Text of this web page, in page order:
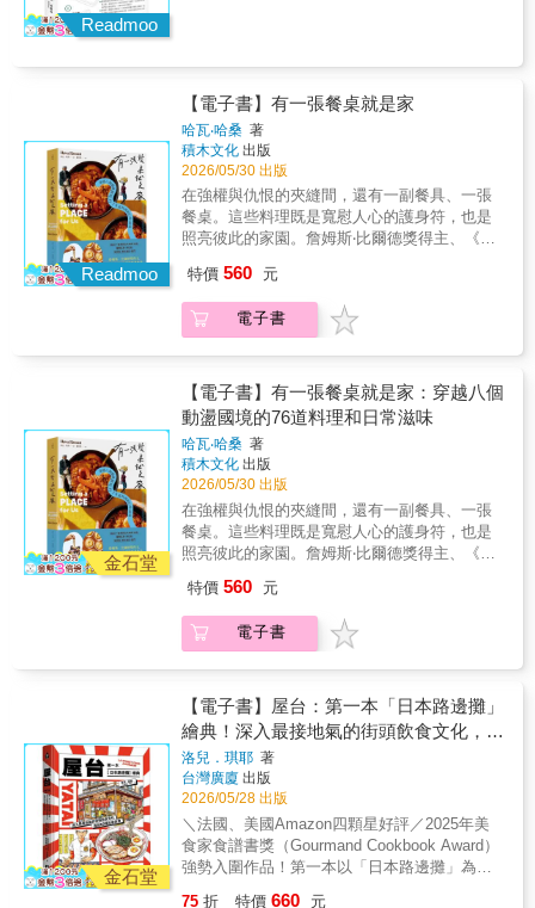
訪感興趣的地方，親身走過一回、嘗到該地美
人與食物的故事，絕對是充實生活的極大樂
趣。
Readmoo
Readmoo
【電子書】有一張餐桌就是家
哈瓦‧哈桑 著
積木文化 出版
2026/05/30 出版
在強權與仇恨的夾縫間，還有一副餐具、一張
餐桌。這些料理既是寬慰人心的護身符，也是
照亮彼此的家園。詹姆斯‧比爾德獎得主、《紐
所的經驗出發，在餐桌上尋找凝聚我們所有人
的紐帶。阿富汗、剛果民主共和國、埃及、薩
爾瓦多、伊拉克、黎巴嫩、賴比瑞亞、葉門──
地緣政治衝突都為他們的飲食傳統留下無法抹
滅的痕跡。本書蒐集76份食譜，並講述八個國
家的歷史，訪問當地社群，藉此探討衝突與動
盪背後，身分認同和文化是如何透過一張餐桌
保留下來。除了色香味，還有聲，書中附有QR
碼，讓你學習發音，讀出每道菜譜的名字。
「我們很少看到新聞報導裡，記者問這些流離
失所的人，他們在離開家鄉之前，吃的是什
麼？他們的廚房長什麼樣子？他們是否曾在某
個普通的午後，為家人準備一道再平凡不過的
恰是對這種簡化敘事一道溫柔的反抗。食物，
成為重新命名世界的方式。」──陳映妤（跨國
獨立記者與紀錄片工作者）儘管經歷暴力和衝
食譜之所以珍貴，是因為它們保存了文化、飽
含著人性。作者哈瓦‧哈桑四歲的時候，家鄉索
馬利亞陷入內戰，政府垮台，母親帶著一家人
跨越肯亞邊境，住進難民營，並開了一家雜貨
店，售賣米、麵粉、豆子、食用油、罐頭和其
他包裝食品。長大後，和家人團聚的作者，回
顧流離失所的童年，想到認識其他走過相似路
途的人的必要──她相信，可以透過食物，去述
書，是花了十年來實現的願景。這十年間，世
特價 560 元
電子書
金石堂
【電子書】有一張餐桌就是家：穿越八個
動盪國境的76道料理和日常滋味
哈瓦‧哈桑 著
積木文化 出版
2026/05/30 出版
在強權與仇恨的夾縫間，還有一副餐具、一張
餐桌。這些料理既是寬慰人心的護身符，也是
照亮彼此的家園。詹姆斯‧比爾德獎得主、《紐
所的經驗出發，在餐桌上尋找凝聚我們所有人
的紐帶。阿富汗、剛果民主共和國、埃及、薩
爾瓦多、伊拉克、黎巴嫩、賴比瑞亞、葉門──
地緣政治衝突都為他們的飲食傳統留下無法抹
滅的痕跡。本書蒐集76份食譜，並講述八個國
家的歷史，訪問當地社群，藉此探討衝突與動
盪背後，身分認同和文化是如何透過一張餐桌
保留下來。除了色香味，還有聲，書中附有QR
碼，讓你學習發音，讀出每道菜譜的名字。
「我們很少看到新聞報導裡，記者問這些流離
失所的人，他們在離開家鄉之前，吃的是什
麼？他們的廚房長什麼樣子？他們是否曾在某
個普通的午後，為家人準備一道再平凡不過的
特價 560 元
電子書
金石堂
【電子書】屋台：第一本「日本路邊攤」
繪典！深入最接地氣的街頭飲食文化，復
刻52種定番美食
洛兒．琪耶 著
台灣廣廈 出版
2026/05/28 出版
＼法國、美國Amazon四顆星好評／2025年美
食家食譜書獎（Gourmand Cookbook Award）
強勢入圍作品！第一本以「日本路邊攤」為主
75 折 特價 660 元